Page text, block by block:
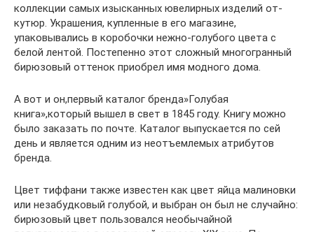
коллекции самых изысканных ювелирных изделий от-
кутюр. Украшения, купленные в его магазине,
упаковывались в коробочки нежно-голубого цвета с
белой лентой. Постепенно этот сложный многогранный
бирюзовый оттенок приобрел имя модного дома.
А вот и он,первый каталог бренда»Голубая
книга»,который вышел в свет в 1845 году. Книгу можно
было заказать по почте. Каталог выпускается по сей
день и является одним из неотъемлемых атрибутов
бренда.
Цвет тиффани также известен как цвет яйца малиновки
или незабудковый голубой, и выбран он был не случайно:
бирюзовый цвет пользовался необычайной